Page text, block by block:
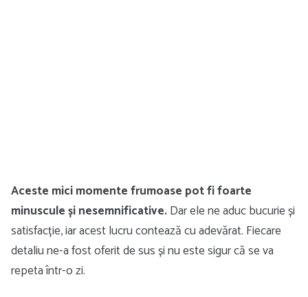
Aceste mici momente frumoase pot fi foarte
minuscule și nesemnificative.Dar ele ne aduc bucurie și
satisfacție, iar acest lucru contează cu adevărat. Fiecare
detaliu ne-a fost oferit de sus și nu este sigur că se va
repeta într-o zi.